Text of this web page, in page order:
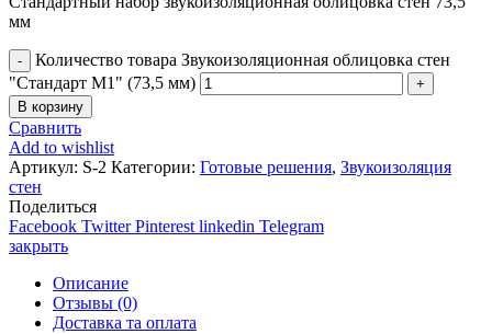
мм
Количество товара Звукоизоляционная облицовка стен
"Стандарт М1" (73,5 мм)
В корзину
Сравнить
Add to wishlist
Артикул: S-2 Категории: Готовые решения, Звукоизоляция
стен
Поделиться
Facebook Twitter Pinterest linkedin Telegram
закрыть
Описание
Отзывы (0)
Доставка та оплата